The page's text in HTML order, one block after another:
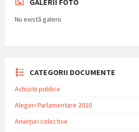
Nu există galerii.
CATEGORII DOCUMENTE
Achizitii publice
Alegeri Parlamentare 2020
Anunțuri colective